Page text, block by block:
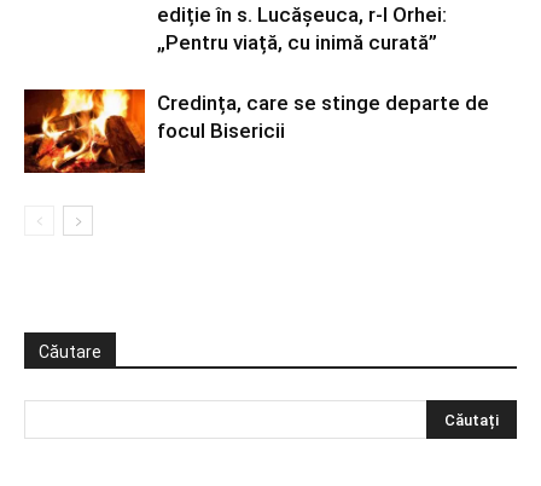
ediție în s. Lucășeuca, r-l Orhei:
„Pentru viață, cu inimă curată”
Credința, care se stinge departe de
focul Bisericii
Căutare